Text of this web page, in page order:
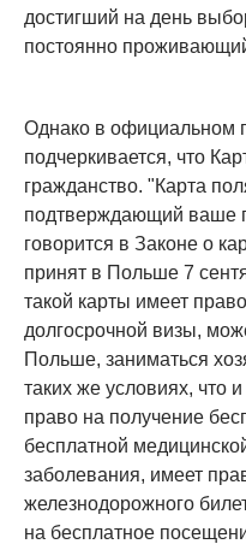
достигший на день
постоянно
Однако в официальном
подчеркивается, что
гражданство. "Карта
подтверждающий ваше
говорится в Законе о
принят в Польше 7
такой карты имеет
долгосрочной визы,
Польше, заниматься
таких же условиях, что
право на получение
бесплатной
заболевания, имеет
железнодорожного
на бесплатное